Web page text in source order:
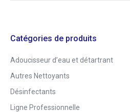
Catégories de produits
Adoucisseur d’eau et détartrant
Autres Nettoyants
Désinfectants
Ligne Professionnelle